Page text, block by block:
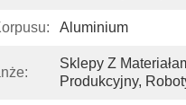
Aluminium
Sklepy Z
Produkcyjny,